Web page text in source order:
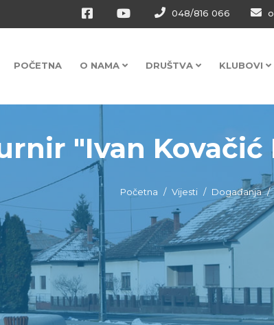
048/816 066
POČETNA O NAMA DRUŠTVA KLUBOVI
"Ivan Kovačić
Početna Vijesti Događanja